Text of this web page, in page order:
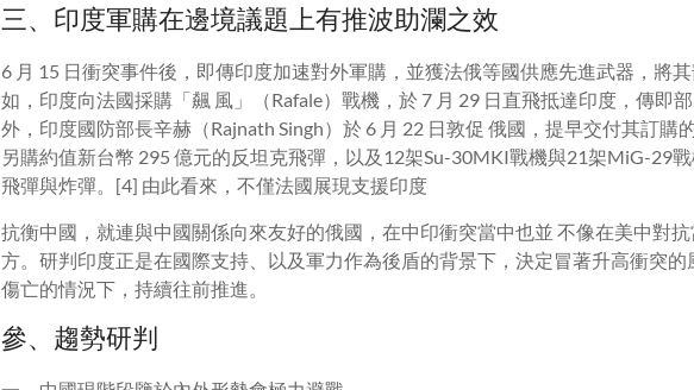
三、印度軍購在邊境議題上有推波助瀾之效
6 月 15 日衝突事件後，即傳印度加速對外軍購，並獲法俄等國供應先進武器，將
如，印度向法國採購「飆 風」（Rafale）戰機，於 7 月 29 日直飛抵達印度，傳即
外，印度國防部長辛赫（Rajnath Singh）於 6 月 22 日敦促 俄國，提早交付其訂購
另購約值新台幣 295 億元的反坦克飛彈，以及 12架Su-30MKI戰機與21架MiG-29
飛彈與炸彈。[4] 由此看來，不僅法國展現支援印度
抗衡中國，就連與中國關係向來友好的俄國，在中印衝突當中也並 不像在美中對
方。研判印度正是在國際支持、以及軍力作為後盾的背景下，決定冒著升高衝突的
傷亡的情況下，持續往前推進。
參、趨勢研判